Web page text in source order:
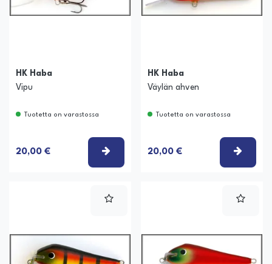
HK Haba
Vipu
Tuotetta on varastossa
20,00 € VALITSE VAIHTOEHTO
HK Haba
Väylän ahven
Tuotetta on varastossa
20,00 €